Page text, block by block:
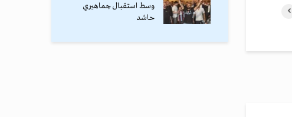
وسط استقبال جماهيري
حاشد